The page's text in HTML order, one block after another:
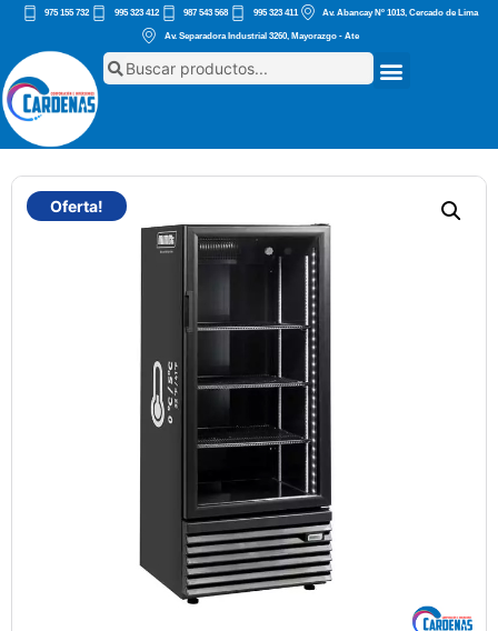
975 155 732 995 323 412 987 543 568 995 323 411 Av. Abancay Nº 1013, Cercado de Lima
Av. Separadora Industrial 3260, Mayorazgo - Ate
Oferta!